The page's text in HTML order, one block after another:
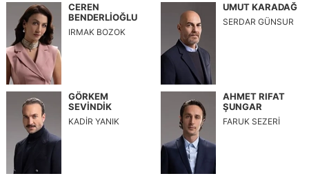
CEREN
BENDERLİOĞLU
IRMAK BOZOK
UMUT KARADAĞ
SERDAR GÜNSUR
GÖRKEM
SEVİNDİK
KADİR YANIK
AHMET RIFAT
ŞUNGAR
FARUK SEZERİ